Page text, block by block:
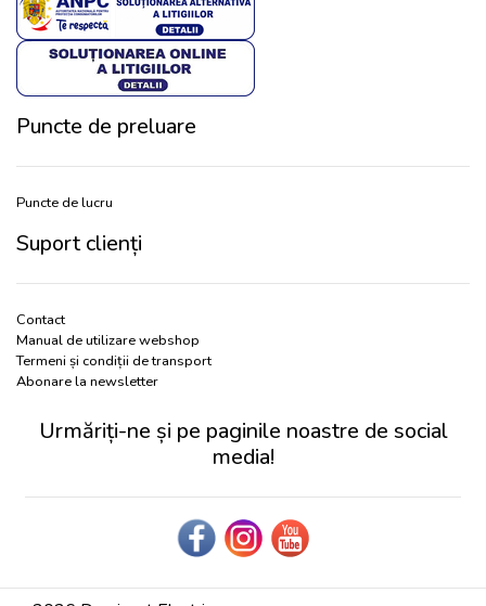
Puncte de preluare
Puncte de lucru
Suport clienți
Contact
Manual de utilizare webshop
Termeni și condiții de transport
Abonare la newsletter
Urmăriți-ne și pe paginile noastre de social
media!